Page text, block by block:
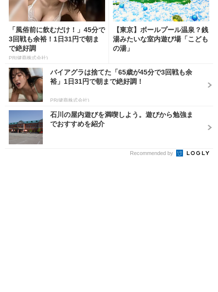
「風俗前に飲むだけ！」45分で
3回戦も余裕！1日31円で朝ま
で絶好調
PR(健商株式会社)
【東京】ボールプール温泉？銭
湯みたいな室内遊び場「こども
の湯」
バイアグラは捨てた「65歳が45分で3回戦も余
裕」1日31円で朝まで絶好調！
PR(健商株式会社)
石川の屋内遊びを満喫しよう。遊びから勉強ま
でおすすめを紹介
Recommended by